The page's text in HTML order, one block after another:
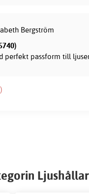
Bergström
perfekt passform till